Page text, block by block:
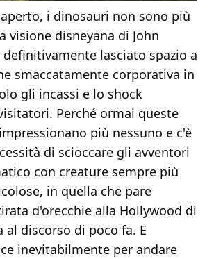
i dinosauri non sono più
visione disneyana di John
lasciato spazio a
smaccatamente corporativa in
gli incassi e lo shock
Perché ormai queste
più nessuno e c'è
di scioccare gli avventori
con creature sempre più
in quella che pare
d'orecchie alla Hollywood di
al discorso di poco fa. E
inevitabilmente per andare